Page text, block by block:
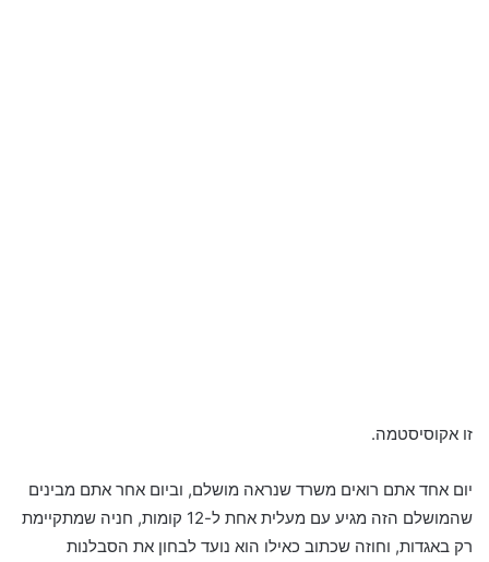
זו אקוסיסטמה.
יום אחד אתם רואים משרד שנראה מושלם, וביום אחר אתם מבינים
שהמושלם הזה מגיע עם מעלית אחת ל-12 קומות, חניה שמתקיימת
רק באגדות, וחוזה שכתוב כאילו הוא נועד לבחון את הסבלנות